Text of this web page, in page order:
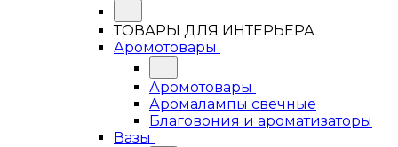
ТОВАРЫ ДЛЯ ИНТЕРЬЕРА
Аромотовары
Аромотовары
Аромалампы свечные
Благовония и ароматизаторы
Вазы